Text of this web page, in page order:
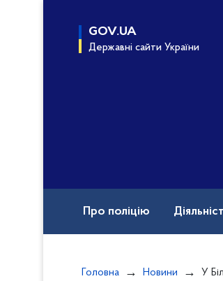
GOV.UA
Державні сайти України
Про поліцію
Головна Новини У